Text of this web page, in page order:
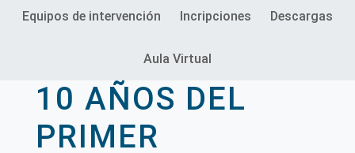
PRENSA
CULTURA
CONTACTO
Equipos de intervención Incripciones Descargas
Aula Virtual
10 AÑOS DEL
PRIMER